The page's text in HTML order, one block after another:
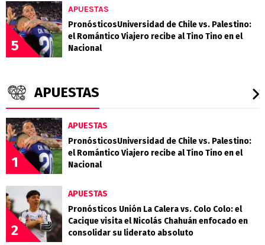
5
APUESTAS
PronósticosUniversidad de Chile vs. Palestino:
el Romántico Viajero recibe al Tino Tino en el
Nacional
APUESTAS
1
APUESTAS
PronósticosUniversidad de Chile vs. Palestino:
el Romántico Viajero recibe al Tino Tino en el
Nacional
2
APUESTAS
Pronósticos Unión La Calera vs. Colo Colo: el
Cacique visita el Nicolás Chahuán enfocado en
consolidar su liderato absoluto